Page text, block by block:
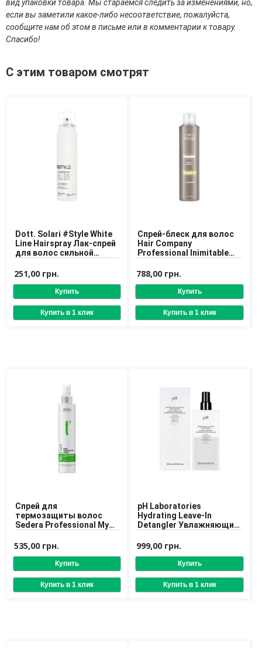
Доставка
Оплата
вид упаковки товара. Мы стараемся следить за изменениями, но,
если вы заметили какое-либо несоответствие, пожалуйста,
сообщите нам об этом в письме или в комментарии к товару.
Спасибо!
С этим товаром смотрят
Dott. Solari #Style White
Line Hairspray Лак-спрей
для волос сильной
251,00 грн.
Спрей-блеск для волос
Hair Company
Professional Inimitable
Spray 250 ml
788,00 грн.
Спрей для
термозащиты волос
Sedera Professional My
Spray 250 ml
535,00 грн.
pH Laboratories
Hydrating Leave-In
Detangler Увлажняющий
кондиционер
999,00 грн.